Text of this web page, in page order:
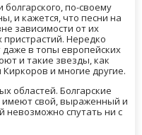
по-своему
и кажется, что песни на
зависимости от их
Нередко
в топы европейских
и такие звезды, как
и многие другие.
областей. Болгарские
имеют свой, выраженный и
спутать ни с